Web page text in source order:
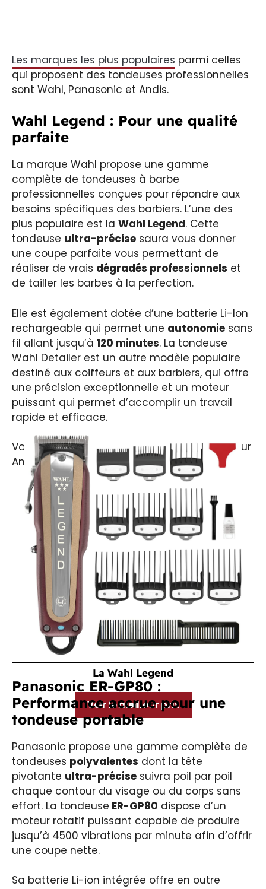
Les marques les plus populaires parmi celles
qui proposent des tondeuses professionnelles
sont Wahl, Panasonic et Andis.
Wahl Legend : Pour une qualité
parfaite
La marque Wahl propose une gamme
complète de tondeuses à barbe
professionnelles conçues pour répondre aux
besoins spécifiques des barbiers. L’une des
plus populaire est la Wahl Legend. Cette
tondeuse ultra-précise saura vous donner
une coupe parfaite vous permettant de
réaliser de vrais dégradés professionnels et
de tailler les barbes à la perfection.
Elle est également dotée d’une batterie Li-Ion
rechargeable qui permet une autonomie sans
fil allant jusqu’à 120 minutes. La tondeuse
Wahl Detailer est un autre modèle populaire
destiné aux coiffeurs et aux barbiers, qui offre
une précision exceptionnelle et un moteur
puissant qui permet d’accomplir un travail
rapide et efficace.
Vous pourrez la trouver à un prix abordable sur
Amazon ou directement sur le site de Wahl.
La Wahl Legend
Voir le meilleur prix
Panasonic ER-GP80 :
Performance accrue pour une
tondeuse portable
Panasonic propose une gamme complète de
tondeuses polyvalentes dont la tête
pivotante ultra-précise suivra poil par poil
chaque contour du visage ou du corps sans
effort. La tondeuse ER-GP80 dispose d’un
moteur rotatif puissant capable de produire
jusqu’à 4500 vibrations par minute afin d’offrir
une coupe nette.
Sa batterie Li-ion intégrée offre en outre